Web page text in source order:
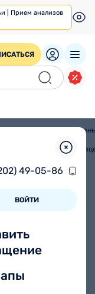
| Прием анализов
49-05-86
ВОЙТИ
в